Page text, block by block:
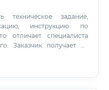
техническое задание,
инструкцию по
отличает специалиста
Заказчик получает не